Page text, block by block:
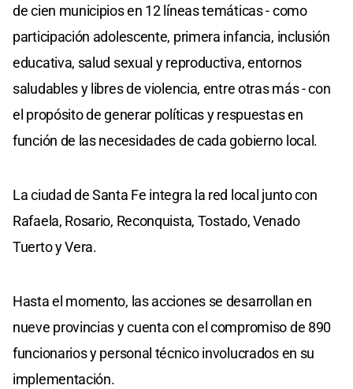
de cien municipios en 12 líneas temáticas - como
participación adolescente, primera infancia, inclusión
educativa, salud sexual y reproductiva, entornos
saludables y libres de violencia, entre otras más - con
el propósito de generar políticas y respuestas en
función de las necesidades de cada gobierno local.
La ciudad de Santa Fe integra la red local junto con
Rafaela, Rosario, Reconquista, Tostado, Venado
Tuerto y Vera.
Hasta el momento, las acciones se desarrollan en
nueve provincias y cuenta con el compromiso de 890
funcionarios y personal técnico involucrados en su
implementación.